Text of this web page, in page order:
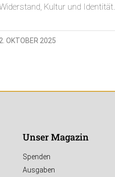
Kultur und Identität.
2. OKTOBER 2025
Unser Magazin
Spenden
Ausgaben